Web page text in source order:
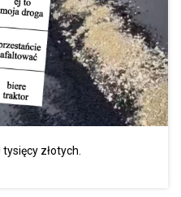
złotych.